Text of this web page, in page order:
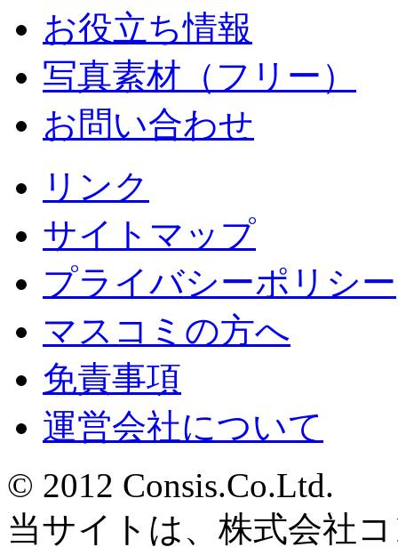
お役立ち情報
写真素材（フリー）
お問い合わせ
リンク
サイトマップ
プライバシーポリシー
マスコミの方へ
免責事項
運営会社について
© 2012 Consis.Co.Ltd.
当サイトは、株式会社